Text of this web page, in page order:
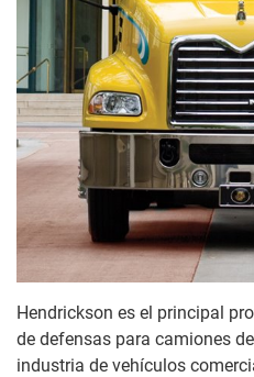
Hendrickson es el principal
de defensas para camiones
industria de vehículos